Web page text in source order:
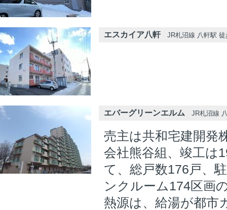
エスカイア八軒JR札沼線 八軒駅 徒
エバーグリーンエルム JR札沼線
売主は共和宅建開発
会社熊谷組、竣工は
て、総戸数176戸、
ンクルーム174区画
熱源は、給湯が都市